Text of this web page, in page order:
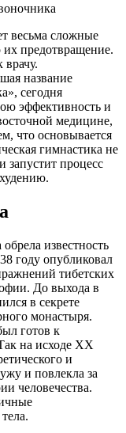
весьма сложные
их предотвращение.
врачу.
название
сегодня
эффективность и
медицине,
что основывается
гимнастика не
запустит процесс
известность
году опубликовал
тибетских
До выхода в
в секрете
монастыря.
готов к
на исходе XX
и
и повлекла за
человечества.